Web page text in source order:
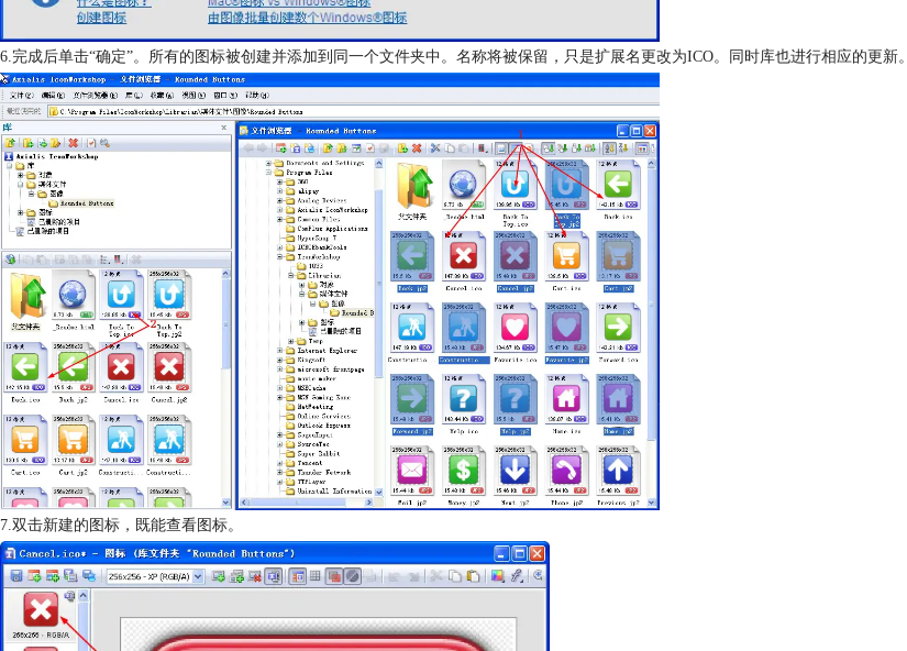
6.完成后单击“确定”。所有的图标被创建并添加到同一个文件夹中。名称将被保留，只是扩展名更改为ICO。同时库也进行相应的更新。
7.双击新建的图标，既能查看图标。